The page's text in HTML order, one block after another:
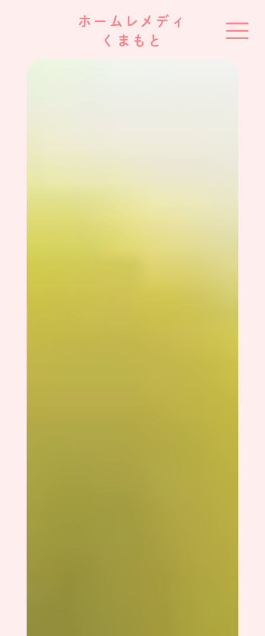
ホームレメディ
くまもと